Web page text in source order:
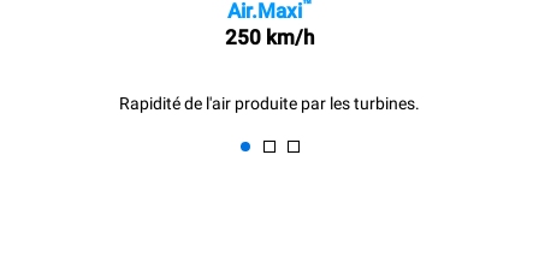
Air.Maxi™
250 km/h
Rapidité de l'air produite par les turbines.